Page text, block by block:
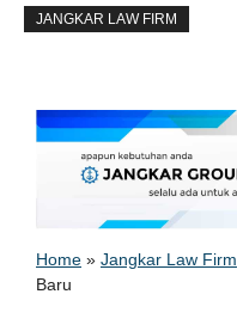
JANGKAR LAW FIRM
Home » Jangkar Law Firm
Baru